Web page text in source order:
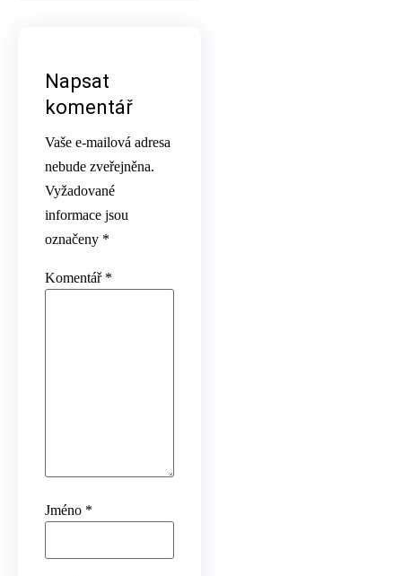
Napsat
komentář
Vaše e-mailová adresa
nebude zveřejněna.
Vyžadované
informace jsou
označeny *
Komentář *
Jméno *